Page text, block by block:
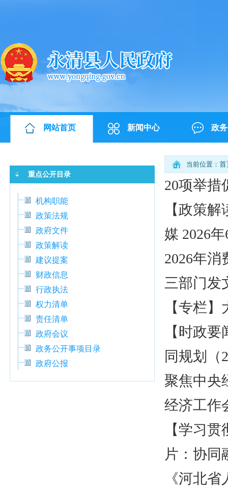
网站首页 新闻中心 政
重点公开目录
机构职能
政策法规
政府文件
政策解读
建议提案
财政信息
行政执法
权力清单
责任清单
政府会议
政务公开事项目录
政府公报
当前位置： 首
20项举措
【政策
媒 2026
2026年
三部门发
【专栏
【时政
同规划（
聚焦中央
经济工作
【学习
片：协同
《河北